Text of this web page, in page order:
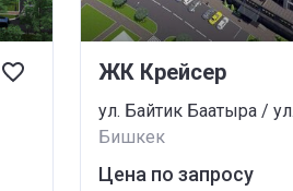
ЖК Крейсер
Бишкек
Цена по запросу